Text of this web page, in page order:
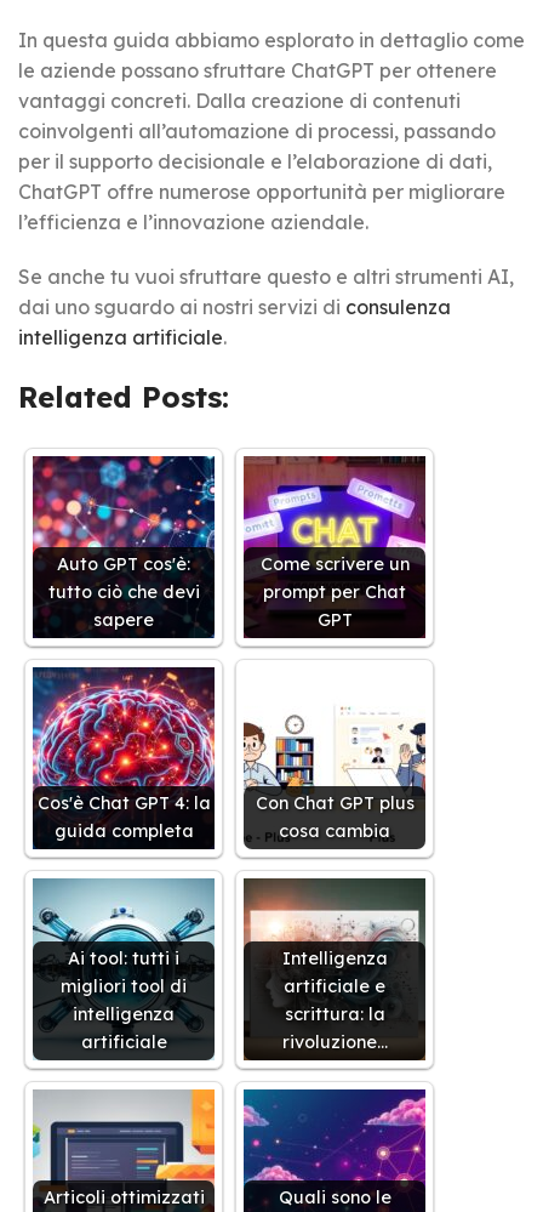
In questa guida abbiamo esplorato in dettaglio come
le aziende possano sfruttare ChatGPT per ottenere
vantaggi concreti. Dalla creazione di contenuti
coinvolgenti all’automazione di processi, passando
per il supporto decisionale e l’elaborazione di dati,
ChatGPT offre numerose opportunità per migliorare
l’efficienza e l’innovazione aziendale.
Se anche tu vuoi sfruttare questo e altri strumenti AI,
dai uno sguardo ai nostri servizi di consulenza
intelligenza artificiale.
Related Posts:
Auto GPT cos'è:
tutto ciò che devi
sapere
Come scrivere un
prompt per Chat
GPT
Cos'è Chat GPT 4: la
guida completa
Con Chat GPT plus
cosa cambia
Ai tool: tutti i
migliori tool di
intelligenza
artificiale
Intelligenza
artificiale e
scrittura: la
rivoluzione…
Articoli ottimizzati
Quali sono le